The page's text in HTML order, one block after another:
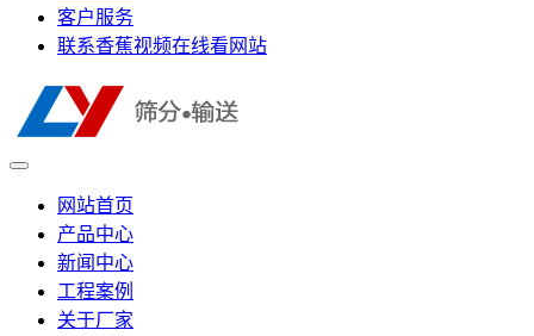
客户服务
联系香蕉视频在线看网站
网站首页
产品中心
新闻中心
工程案例
关于厂家